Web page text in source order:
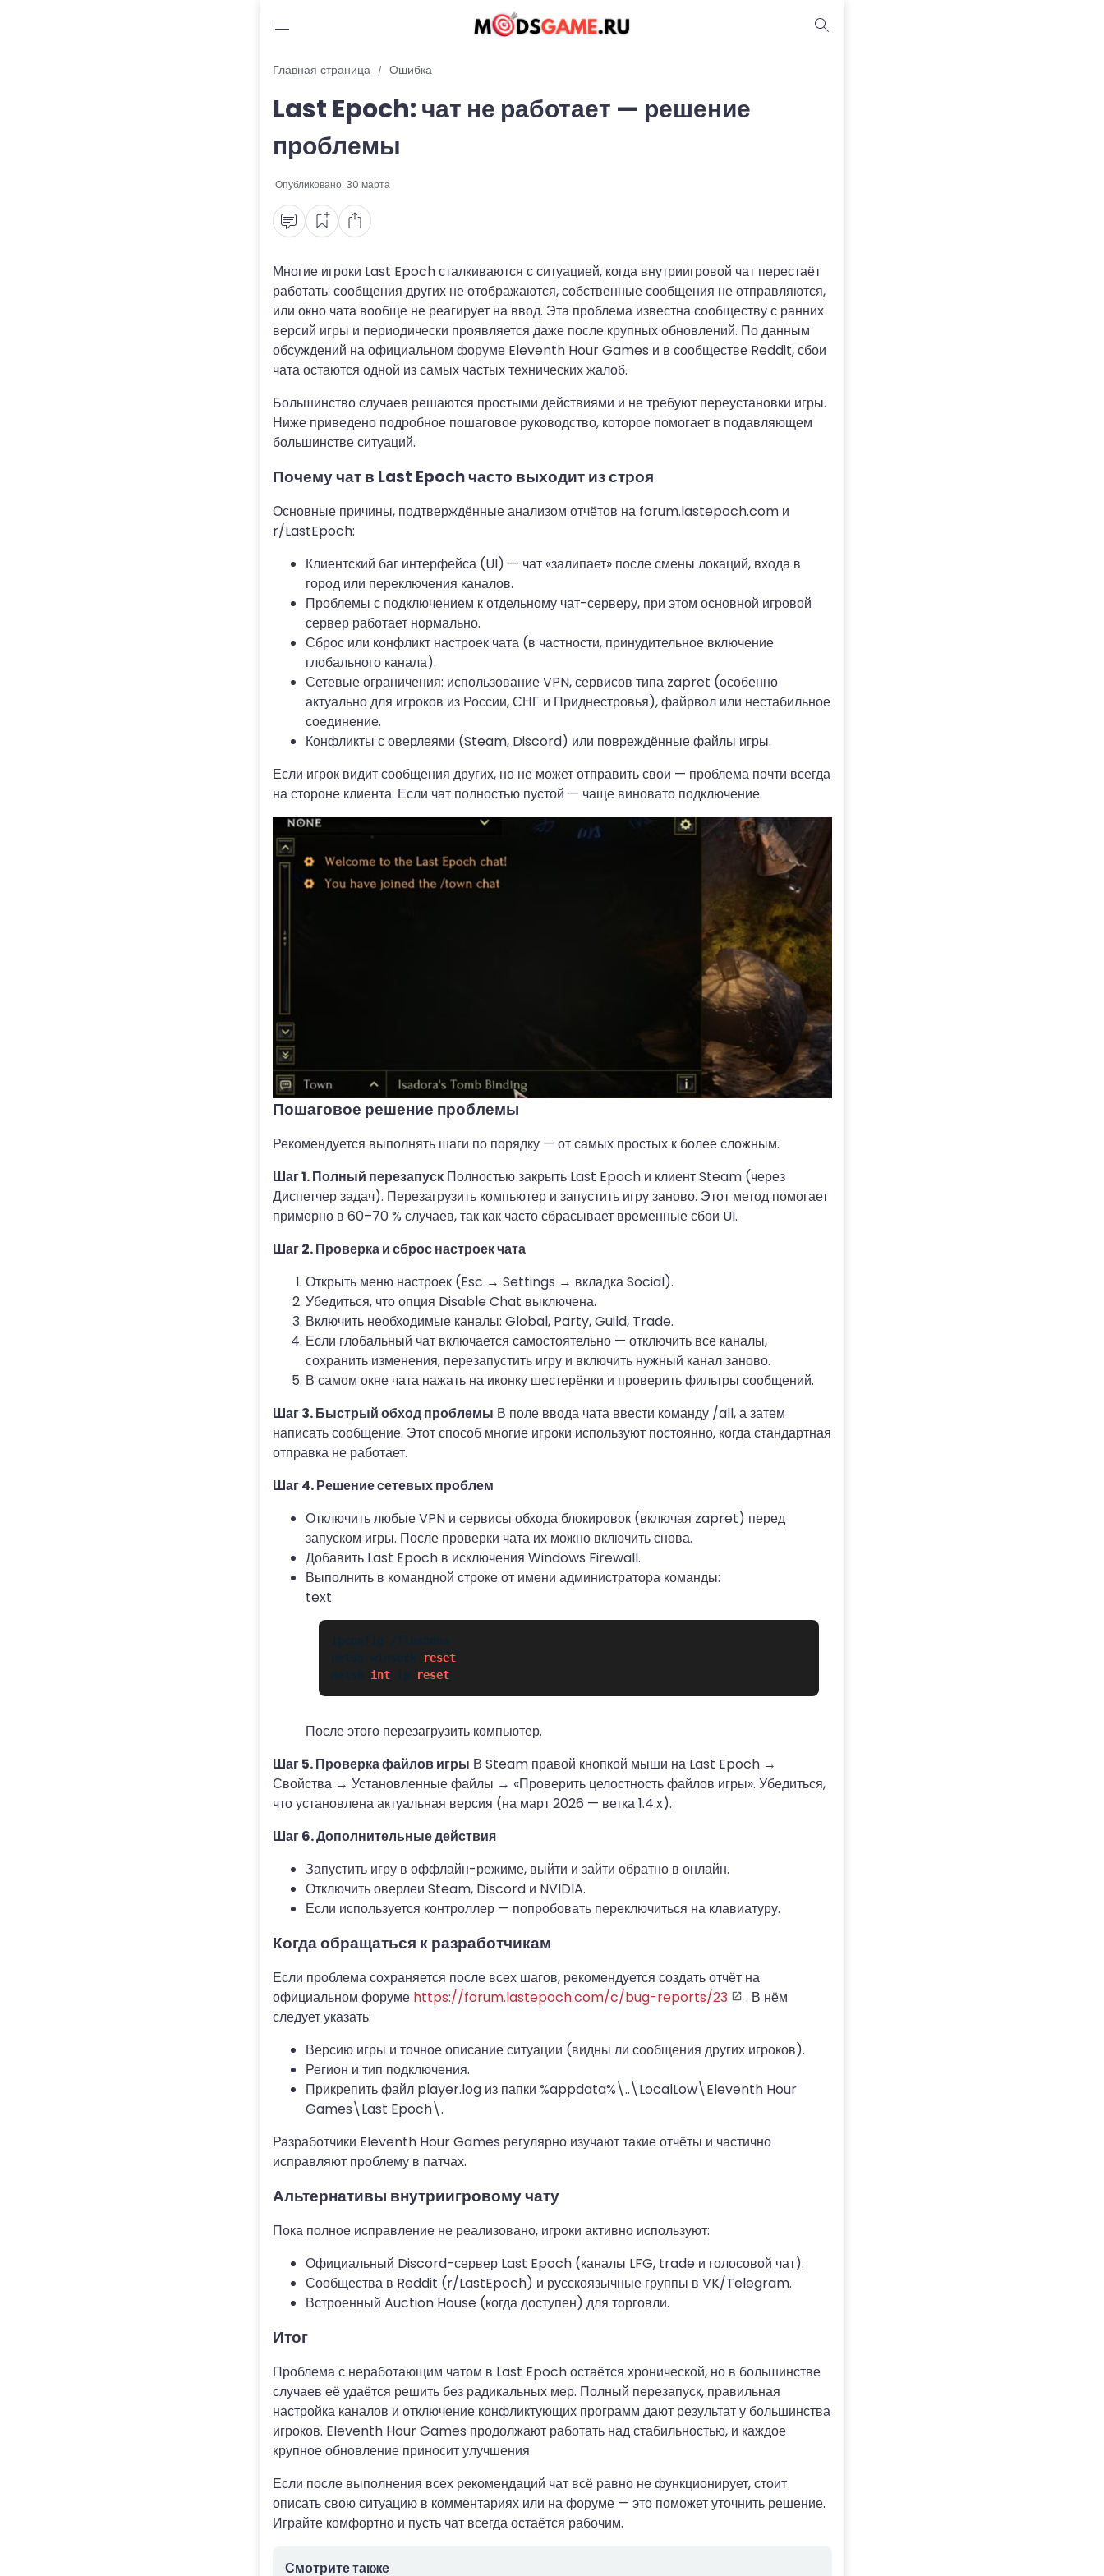
Блог
Читы и коды
Промокоды
Ошибки
Руководства
Roblox
Главная страница Ошибка
Last Epoch: чат не работает — решение
проблемы
Опубликовано: 30 марта
Многие игроки Last Epoch сталкиваются с ситуацией, когда внутриигровой чат перестаёт
работать: сообщения других не отображаются, собственные сообщения не отправляются,
или окно чата вообще не реагирует на ввод. Эта проблема известна сообществу с ранних
версий игры и периодически проявляется даже после крупных обновлений. По данным
обсуждений на официальном форуме Eleventh Hour Games и в сообществе Reddit, сбои
чата остаются одной из самых частых технических жалоб.
Большинство случаев решаются простыми действиями и не требуют переустановки игры.
Ниже приведено подробное пошаговое руководство, которое помогает в подавляющем
большинстве ситуаций.
Почему чат в Last Epoch часто выходит из строя
Основные причины, подтверждённые анализом отчётов на forum.lastepoch.com и
r/LastEpoch:
Клиентский баг интерфейса (UI) — чат «залипает» после смены локаций, входа в
город или переключения каналов.
Проблемы с подключением к отдельному чат-серверу, при этом основной игровой
сервер работает нормально.
Сброс или конфликт настроек чата (в частности, принудительное включение
глобального канала).
Сетевые ограничения: использование VPN, сервисов типа zapret (особенно
актуально для игроков из России, СНГ и Приднестровья), файрвол или нестабильное
соединение.
Конфликты с оверлеями (Steam, Discord) или повреждённые файлы игры.
Если игрок видит сообщения других, но не может отправить свои — проблема почти всегда
на стороне клиента. Если чат полностью пустой — чаще виновато подключение.
Пошаговое решение проблемы
Рекомендуется выполнять шаги по порядку — от самых простых к более сложным.
Шаг 1. Полный перезапускПолностью закрыть Last Epoch и клиент Steam (через
Диспетчер задач). Перезагрузить компьютер и запустить игру заново. Этот метод помогает
примерно в 60–70 % случаев, так как часто сбрасывает временные сбои UI.
Шаг 2. Проверка и сброс настроек чата
Открыть меню настроек (Esc → Settings → вкладка Social).
Убедиться, что опция Disable Chat выключена.
Включить необходимые каналы: Global, Party, Guild, Trade.
Если глобальный чат включается самостоятельно — отключить все каналы,
сохранить изменения, перезапустить игру и включить нужный канал заново.
В самом окне чата нажать на иконку шестерёнки и проверить фильтры сообщений.
Шаг 3. Быстрый обход проблемы В поле ввода чата ввести команду /all, а затем
написать сообщение. Этот способ многие игроки используют постоянно, когда стандартная
отправка не работает.
Шаг 4. Решение сетевых проблем
Отключить любые VPN и сервисы обхода блокировок (включая zapret) перед
запуском игры. После проверки чата их можно включить снова.
Добавить Last Epoch в исключения Windows Firewall.
Выполнить в командной строке от имени администратора команды:
text
ipconfig /flushdns
netsh winsock
reset
netsh int ip reset
После этого перезагрузить компьютер.
Шаг 5. Проверка файлов игры В Steam правой кнопкой мыши на Last Epoch →
Свойства → Установленные файлы → «Проверить целостность файлов игры». Убедиться,
что установлена актуальная версия (на март 2026 — ветка 1.4.x).
Шаг 6. Дополнительные действия
Запустить игру в оффлайн-режиме, выйти и зайти обратно в онлайн.
Отключить оверлеи Steam, Discord и NVIDIA.
Если используется контроллер — попробовать переключиться на клавиатуру.
Когда обращаться к разработчикам
Если проблема сохраняется после всех шагов, рекомендуется создать отчёт на
официальном форуме https://forum.lastepoch.com/c/bug-reports/23
. В нём
следует указать:
Версию игры и точное описание ситуации (видны ли сообщения других игроков).
Регион и тип подключения.
Прикрепить файл player.log из папки %appdata%\..\LocalLow\Eleventh Hour
Games\Last Epoch\.
Разработчики Eleventh Hour Games регулярно изучают такие отчёты и частично
исправляют проблему в патчах.
Альтернативы внутриигровому чату
Пока полное исправление не реализовано, игроки активно используют:
Официальный Discord-сервер Last Epoch (каналы LFG, trade и голосовой чат).
Сообщества в Reddit (r/LastEpoch) и русскоязычные группы в VK/Telegram.
Встроенный Auction House (когда доступен) для торговли.
Итог
Проблема с неработающим чатом в Last Epoch остаётся хронической, но в большинстве
случаев её удаётся решить без радикальных мер. Полный перезапуск, правильная
настройка каналов и отключение конфликтующих программ дают результат у большинства
игроков. Eleventh Hour Games продолжают работать над стабильностью, и каждое
крупное обновление приносит улучшения.
Если после выполнения всех рекомендаций чат всё равно не функционирует, стоит
описать свою ситуацию в комментариях или на форуме — это поможет уточнить решение.
Играйте комфортно и пусть чат всегда остаётся рабочим.
Смотрите также